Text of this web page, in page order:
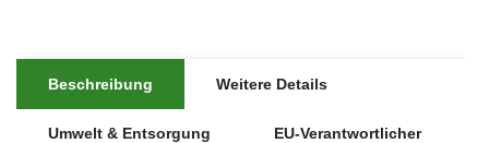
Beschreibung Weitere Details
Umwelt & Entsorgung EU-Verantwortlicher